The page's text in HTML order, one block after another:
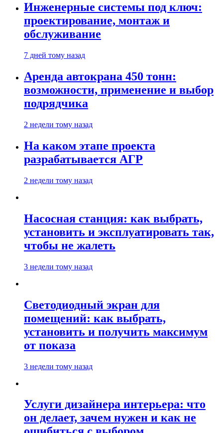
Инженерные системы под ключ:
проектирование, монтаж и
обслуживание
7 дней тому назад
Аренда автокрана 450 тонн:
возможности, применение и выбор
подрядчика
2 недели тому назад
На каком этапе проекта
разрабатывается АГР
2 недели тому назад
Насосная станция: как выбрать,
установить и эксплуатировать так,
чтобы не жалеть
3 недели тому назад
Светодиодный экран для
помещений: как выбрать,
установить и получить максимум
от показа
3 недели тому назад
Услуги дизайнера интерьера: что
он делает, зачем нужен и как не